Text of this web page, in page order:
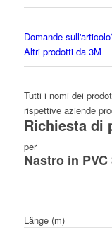
Domande
Altri prodotti da 3M
Tutti i nomi dei
rispettive aziende
Richiesta di
per
Nastro in
Länge (m)